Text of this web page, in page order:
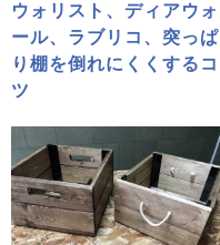
ウォリスト、ディアウォ
ール、ラブリコ、突っぱ
り棚を倒れにくくするコ
ツ